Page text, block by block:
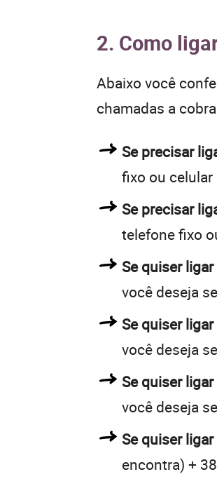
2. Como
Abaixo você
chamadas a
Se precisar
fixo ou celular
Se precisar
telefone fixo
Se quiser
você deseja
Se quiser
você deseja
Se quiser
você deseja
Se quiser
encontra) +